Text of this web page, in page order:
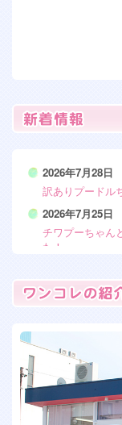
2026年7月28日
訳ありプードル
2026年7月25日
チワプーちゃん
た！
フレンチブルド
2026年6月13日
ペキプー ミッ
2026年6月10日
ミックス犬 ペ